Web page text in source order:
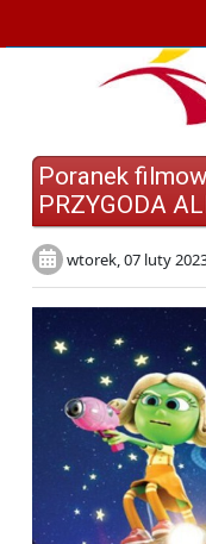
Poranek
PRZYGODA
wtorek, 07 luty